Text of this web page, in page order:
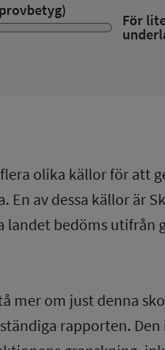
För
olika källor för att
En av dessa källor är
landet bedöms utifrån
mer om just denna
rapporten.